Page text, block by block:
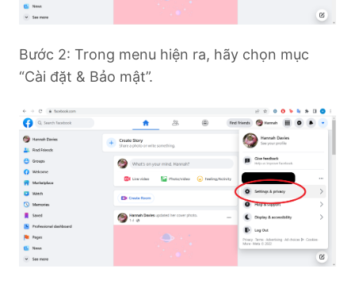
Bước 2: Trong menu hiện ra, hãy chọn mục
“Cài đặt & Bảo mật”.